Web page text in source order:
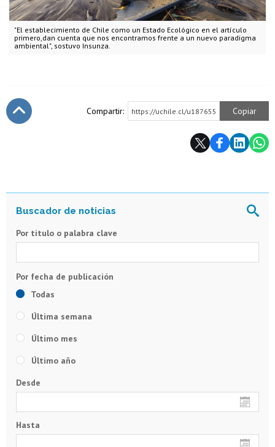
"El establecimiento de Chile como un Estado Ecológico en el artículo
primero,dan cuenta que nos encontramos frente a un nuevo paradigma
ambiental", sostuvo Insunza.
Compartir: https://uchile.cl/u187655 Copiar
Por título o palabra clave
Todas
Última semana
Último mes
Último año
Desde
Hasta